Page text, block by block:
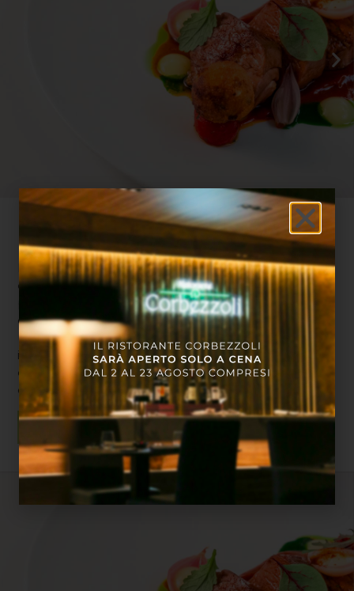
Il Ristorante
Lorem ipsum dolor sit amet, consectetur adipiscing
elit. Ut elit tellus, luctus nec ullamcorper mattis,
pulvinar dapibus leo. Lorem ipsum dolor sit amet,
consectetur adipiscing elit. Ut elit tellus, luctus nec
ullamcorper mattis, pulvinar dapibus leo. Lorem
ipsum dolor sit amet, consectetur adipiscing elit. Ut
elit tellus, luctus nec ullamcorper mattis, pulvinar
dapibus leo.
VAI AL RISTORANTE